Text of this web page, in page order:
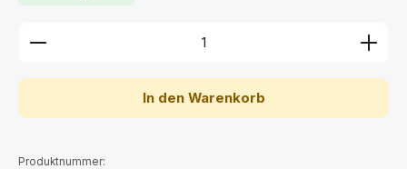
Produkt Anzahl: Gib den gewünschten Wert ein
In den Warenkorb
Produktnummer: